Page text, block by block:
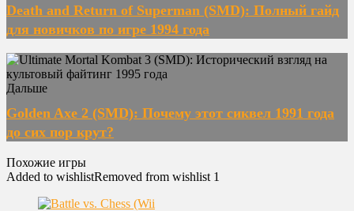
Death and Return of Superman (SMD): Полный гайд
для новичков по игре 1994 года
Дальше
Golden Axe 2 (SMD): Почему этот сиквел 1991 года
до сих пор крут?
Похожие игры
Added to wishlistRemoved from wishlist 1